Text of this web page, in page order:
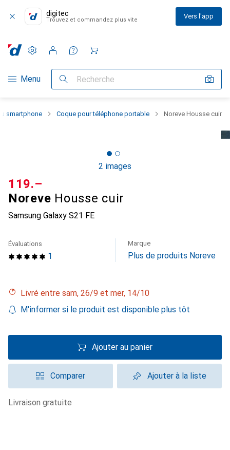
digitec
Trouvez et commandez plus vite Vers l'app
Navigation par catégorie
Menu Recherche
Paramètres
Compte client
Listes de comparaison
Listes d'envies
Panier
smartphone Coque pour téléphone portable Noreve Housse cuir
2 images
Noreve Housse cuir
Samsung Galaxy S21 FE
CHF
119.–
1
Évaluations Marque
Plus de produits Noreve
Livré entre sam, 26/9 et mer, 14/10
M'informer si le produit est disponible plus tôt
Ajouter au panier
Comparer Ajouter à la liste
livraison gratuite